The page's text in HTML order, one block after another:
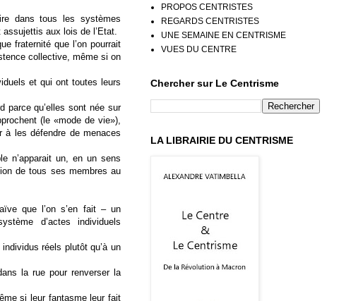
dans tous les systèmes
aux lois de l’Etat.
fraternité que l’on pourrait
collective, même si on
et qui ont toutes leurs
parce qu’elles sont née sur
(le «mode de vie»),
à les défendre de menaces
n’apparait un, en un sens
de tous ses membres au
que l’on s’en fait – un
d’actes individuels
réels plutôt qu’à un
la rue pour renverser la
si leur fantasme leur fait
PROPOS CENTRISTES
REGARDS CENTRISTES
UNE SEMAINE EN CENTRISME
VUES DU CENTRE
Chercher sur Le Centrisme
LA LIBRAIRIE DU CENTRISME